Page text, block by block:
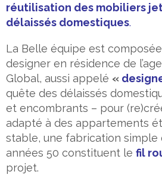
réutilisation des mobiliers
délaissés domestiques.
La Belle équipe est
designer en résidence de
Global, aussi appelé «
quête des délaissés
et encombrants – pour
adapté à des appartements
stable, une fabrication simple
années 50 constituent le fil
projet.